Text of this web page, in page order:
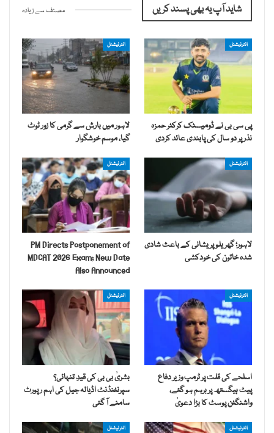
شاید آپ یہ بھی پسند کریں مصنف سے زیادہ
انٹرنیشنل
پی سی بی نے ڈومیسٹک کرکٹر حمزہ
نذر پر دو سال کی پابندی عائد کردی
انٹرنیشنل
لاہور میں بارش سے گرمی کا زور ٹوٹ
گیا، موسم خوشگوار
انٹرنیشنل
لاہور؛ گھریلو پریشانی کے باعث شادی
شدہ خاتون کی خودکشی
انٹرنیشنل
PM Directs Postponement of
MDCAT 2026 Exam; New Date
Also Announced
انٹرنیشنل
اسلحے کی قلت پر ٹرمپ وزیر دفاع
پیٹ ہیگستھ پر برہم ہو گئے،
واشنگٹن پوسٹ کا بڑا دعویٰ
انٹرنیشنل
بشریٰ بی بی کی قیدِ تنہائی؟
سپرنٹنڈنٹ اڈیالہ جیل کی اہم رپورٹ
سامنے آ گئی
انٹرنیشنل انٹرنیشنل